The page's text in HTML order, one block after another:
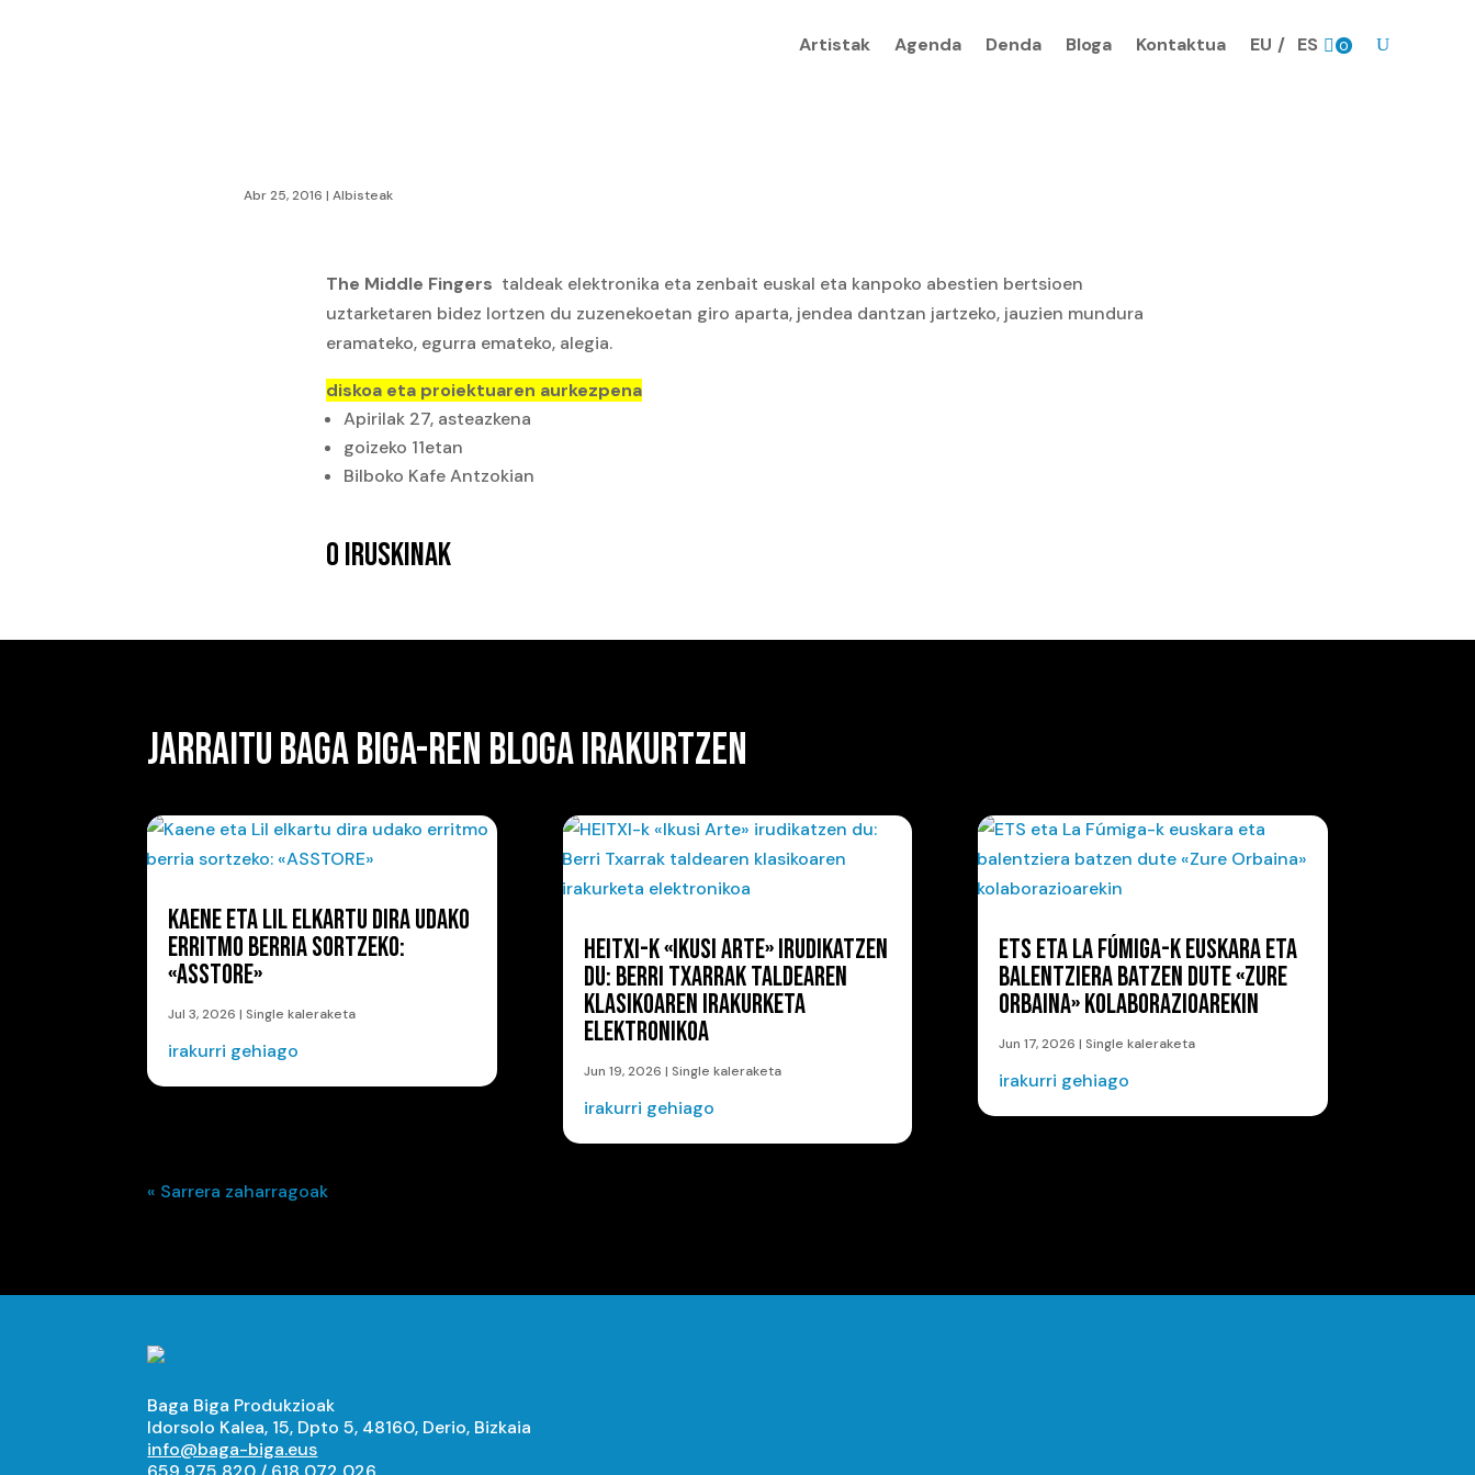
Artistak Agenda Denda Bloga Kontaktua EU ES
0
Abr 25, 2016 | Albisteak
The Middle Fingers taldeak elektronika eta zenbait euskal eta kanpoko abestien bertsioen
uztarketaren bidez lortzen du zuzenekoetan giro aparta, jendea dantzan jartzeko, jauzien mundura
eramateko, egurra emateko, alegia.
diskoa eta proiektuaren aurkezpena
Apirilak 27, asteazkena
goizeko 11etan
Bilboko Kafe Antzokian
0 IRUSKINAK
JARRAITU BAGA BIGA-REN BLOGA IRAKURTZEN
KAENE ETA LIL ELKARTU DIRA UDAKO
ERRITMO BERRIA SORTZEKO:
«ASSTORE»
Jul 3, 2026 | Single kaleraketa
irakurri gehiago
HEITXI-K «IKUSI ARTE» IRUDIKATZEN
DU: BERRI TXARRAK TALDEAREN
KLASIKOAREN IRAKURKETA
ELEKTRONIKOA
Jun 19, 2026 | Single kaleraketa
irakurri gehiago
ETS ETA LA FÚMIGA-K EUSKARA ETA
BALENTZIERA BATZEN DUTE «ZURE
ORBAINA» KOLABORAZIOAREKIN
Jun 17, 2026 | Single kaleraketa
irakurri gehiago
« Sarrera zaharragoak
Baga Biga Produkzioak
Idorsolo Kalea, 15, Dpto 5, 48160, Derio, Bizkaia
info@baga-biga.eus